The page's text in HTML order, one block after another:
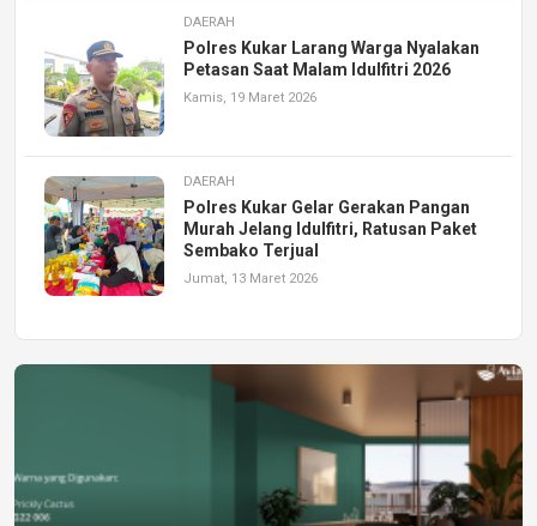
DAERAH
Polres Kukar Larang Warga Nyalakan
Petasan Saat Malam Idulfitri 2026
Kamis, 19 Maret 2026
DAERAH
Polres Kukar Gelar Gerakan Pangan
Murah Jelang Idulfitri, Ratusan Paket
Sembako Terjual
Jumat, 13 Maret 2026